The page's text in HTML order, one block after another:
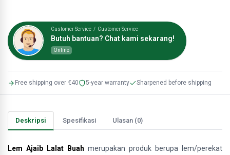
Customer Service / Customer Service
Butuh bantuan? Chat kami sekarang!
Online
Free shipping over €40 5-year warranty Sharpened before shipping
Deskripsi Spesifikasi Ulasan (0)
Lem Ajaib Lalat Buah merupakan produk berupa lem/perekat